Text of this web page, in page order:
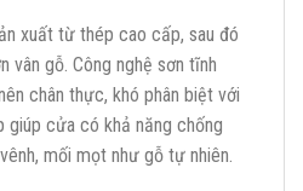
xuất từ thép cao cấp, sau đó
vân gỗ. Công nghệ sơn tĩnh
chân thực, khó phân biệt với
giúp cửa có khả năng chống
mối mọt như gỗ tự nhiên.